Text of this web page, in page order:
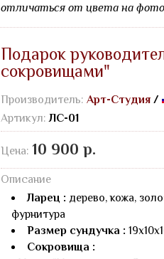
отличаться от цвета на
Подарок
сокровищами"
Производитель: Арт-Студия/
Артикул:ЛС-01
Цена: 10 900 р.
Описание
Ларец : дерево, кожа,
фурнитура
Размер сундучка :
Сокровища :